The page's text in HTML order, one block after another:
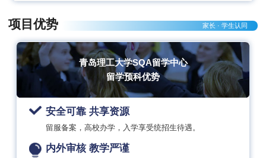
项目优势 家长 · 学生认同
青岛理工大学SQA留学中心
留学预科优势
安全可靠 共享资源
留服备案，高校办学，入学享受统招生待遇。
内外审核 教学严谨